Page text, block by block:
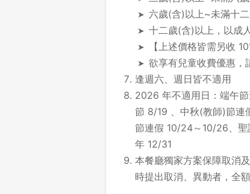
六歲(含)以上~未滿十
十二歲(含)以上，以成
【上述價格皆需另收
欲享有兒童收費優惠，
逢週六、週日皆不適用
2026 年不適用日：端午
節 8/19 、中秋(教師)節連
節連假 10/24～10/26、
年 12/31
本餐廳獨家方案保障取消
時提出取消、異動者，全